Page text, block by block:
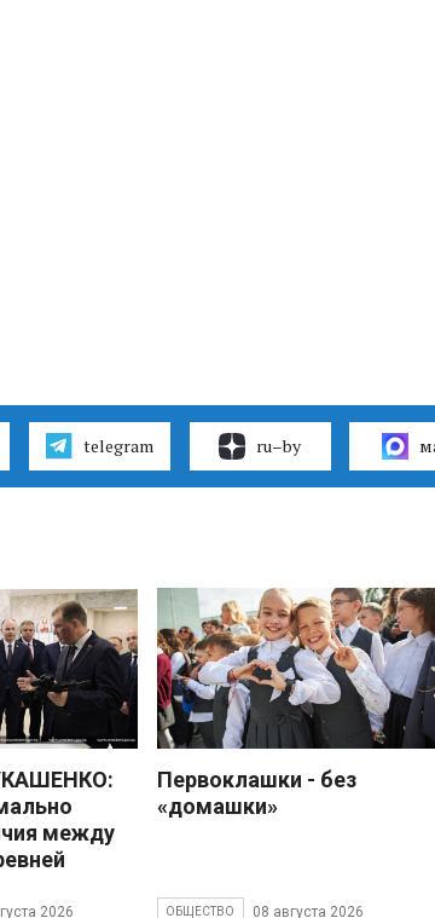
telegram ru–by
между
2026
Первоклашки - без
«домашки»
ОБЩЕСТВО 08 августа 2026